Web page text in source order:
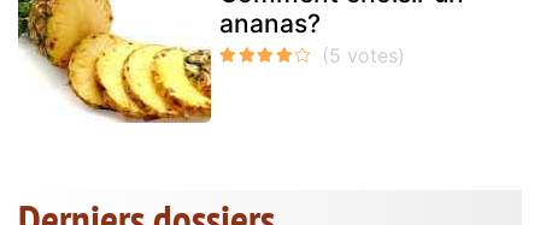
ananas?